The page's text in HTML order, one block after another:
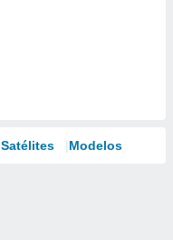
Satélites Modelos